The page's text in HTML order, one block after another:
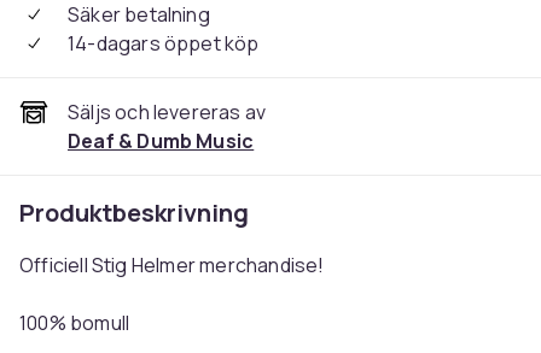
Säker betalning
14-dagars öppet köp
Säljs och levereras av
Deaf & Dumb Music
Produktbeskrivning
Officiell Stig Helmer merchandise!
100% bomull